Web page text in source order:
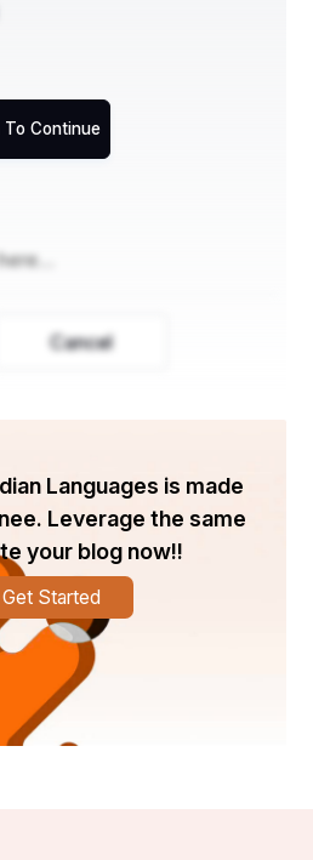
एक अस्वीकृति आपसे आपका
विफलता को त्याग सफलता की
की 'ना' आपके जीवन का ध्येय नहीं
हिम्मत, हौसला है और
बढ़े । संघर्षो का सामना करें, सही
से नया सीखे और जीवन
To Continue
Cancel
Languages is made
Leverage the same
your blog now!!
Get Started